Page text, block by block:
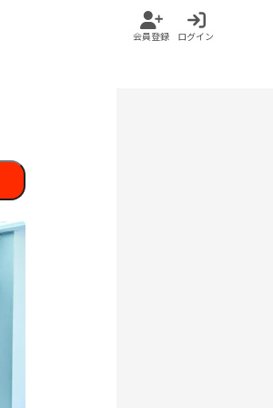
会員登録 ログイン